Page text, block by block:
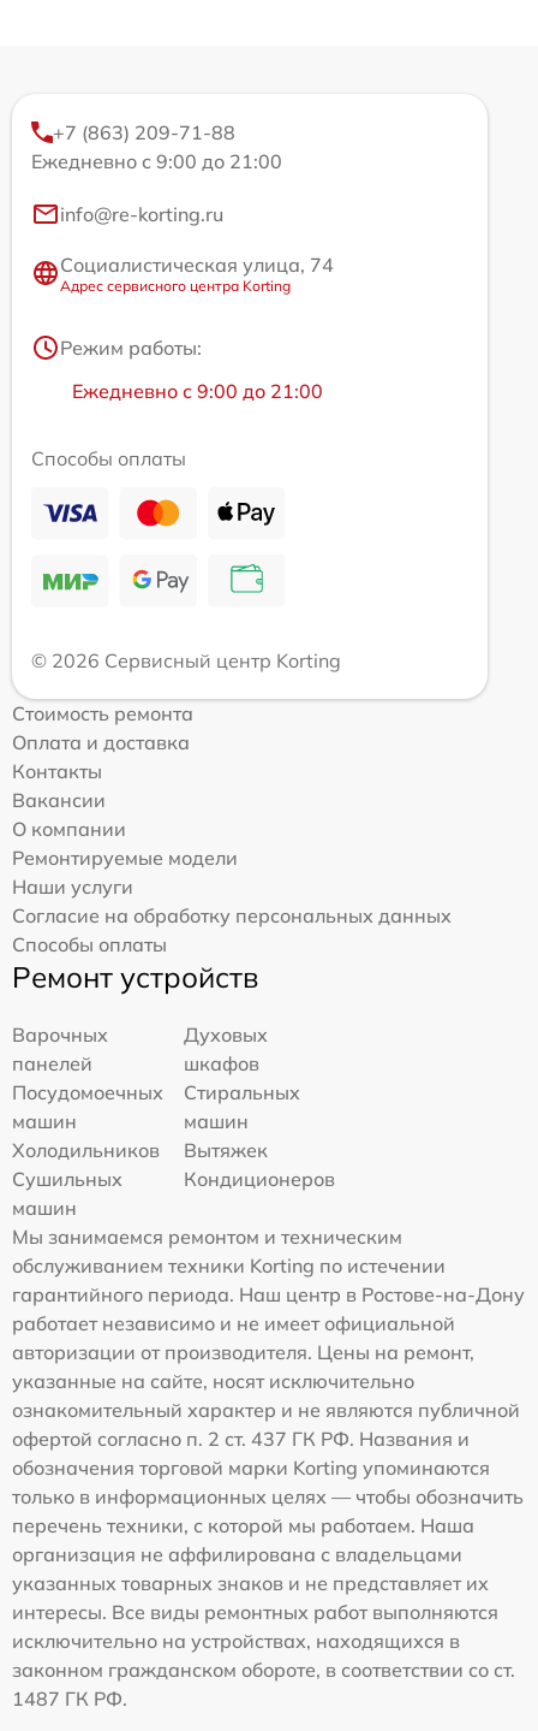
+7 (863) 209-71-88
Ежедневно с 9:00 до 21:00
info@re-korting.ru
Социалистическая улица, 74
Адрес сервисного центра Korting
Режим работы:
Ежедневно с 9:00 до 21:00
Способы оплаты
© 2026 Сервисный центр Korting
Стоимость ремонта
Оплата и доставка
Контакты
Вакансии
О компании
Ремонтируемые модели
Наши услуги
Согласие на обработку персональных данных
Способы оплаты
Ремонт устройств
Варочных
панелей
Духовых
шкафов
Посудомоечных
машин
Стиральных
машин
Холодильников
Вытяжек
Сушильных
машин
Кондиционеров
Мы занимаемся ремонтом и техническим
обслуживанием техники Korting по истечении
гарантийного периода. Наш центр в Ростове-на-Дону
работает независимо и не имеет официальной
авторизации от производителя. Цены на ремонт,
указанные на сайте, носят исключительно
ознакомительный характер и не являются публичной
офертой согласно п. 2 ст. 437 ГК РФ. Названия и
обозначения торговой марки Korting упоминаются
только в информационных целях — чтобы обозначить
перечень техники, с которой мы работаем. Наша
организация не аффилирована с владельцами
указанных товарных знаков и не представляет их
интересы. Все виды ремонтных работ выполняются
исключительно на устройствах, находящихся в
законном гражданском обороте, в соответствии со ст.
1487 ГК РФ.